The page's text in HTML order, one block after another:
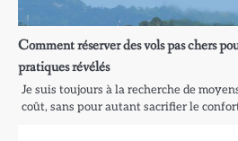
Comment réserver des vols pas chers
pratiques révélés
Je suis toujours à la recherche de
coût, sans pour autant sacrifier le